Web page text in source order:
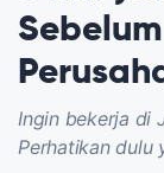
Ingin bekerja di
Perhatikan dulu